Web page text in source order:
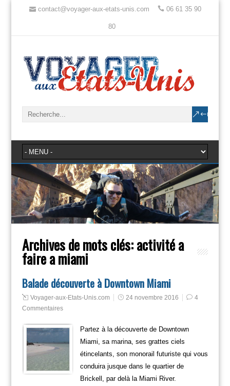
contact@voyager-aux-etats-unis.com 06 61 35 90
80
Archives de mots clés:activité a
faire a miami
Balade découverte à Downtown Miami
Voyager-aux-Etats-Unis.com 24 novembre 2016
4
Commentaires
Partez à la découverte de Downtown
Miami, sa marina, ses grattes ciels
étincelants, son monorail futuriste qui vous
conduira jusque dans le quartier de
Brickell, par delà la Miami River.